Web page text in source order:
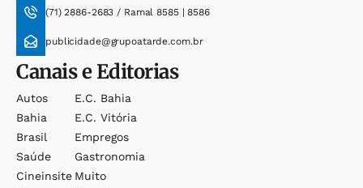
(71) 2886-2683 / Ramal 8585 | 8586
publicidade@grupoatarde.com.br
Canais e Editorias
Autos
Bahia
Brasil
Saúde
Cineinsite
E.c. Bahia
E.c. Vitória
Empregos
Gastronomia
Muito